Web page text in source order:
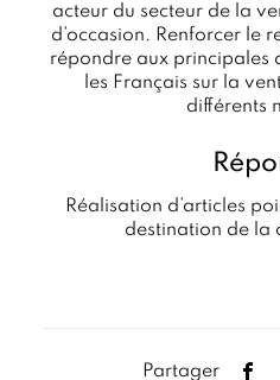
acteur du secteur de la
d’occasion. Renforcer le
répondre aux principales
les Français sur la
différents
Réalisation d’articles
destination de la
Partager